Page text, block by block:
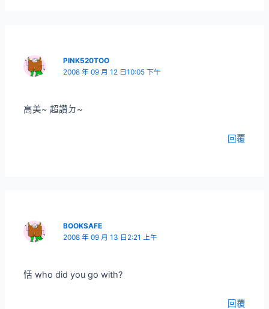
PINK520TOO
2008 年 09 月 12 日10:05 下午
高美~ 超讚ㄉ~
回覆
BOOKSAFE
2008 年 09 月 13 日2:21 上午
恬 who did you go with?
回覆